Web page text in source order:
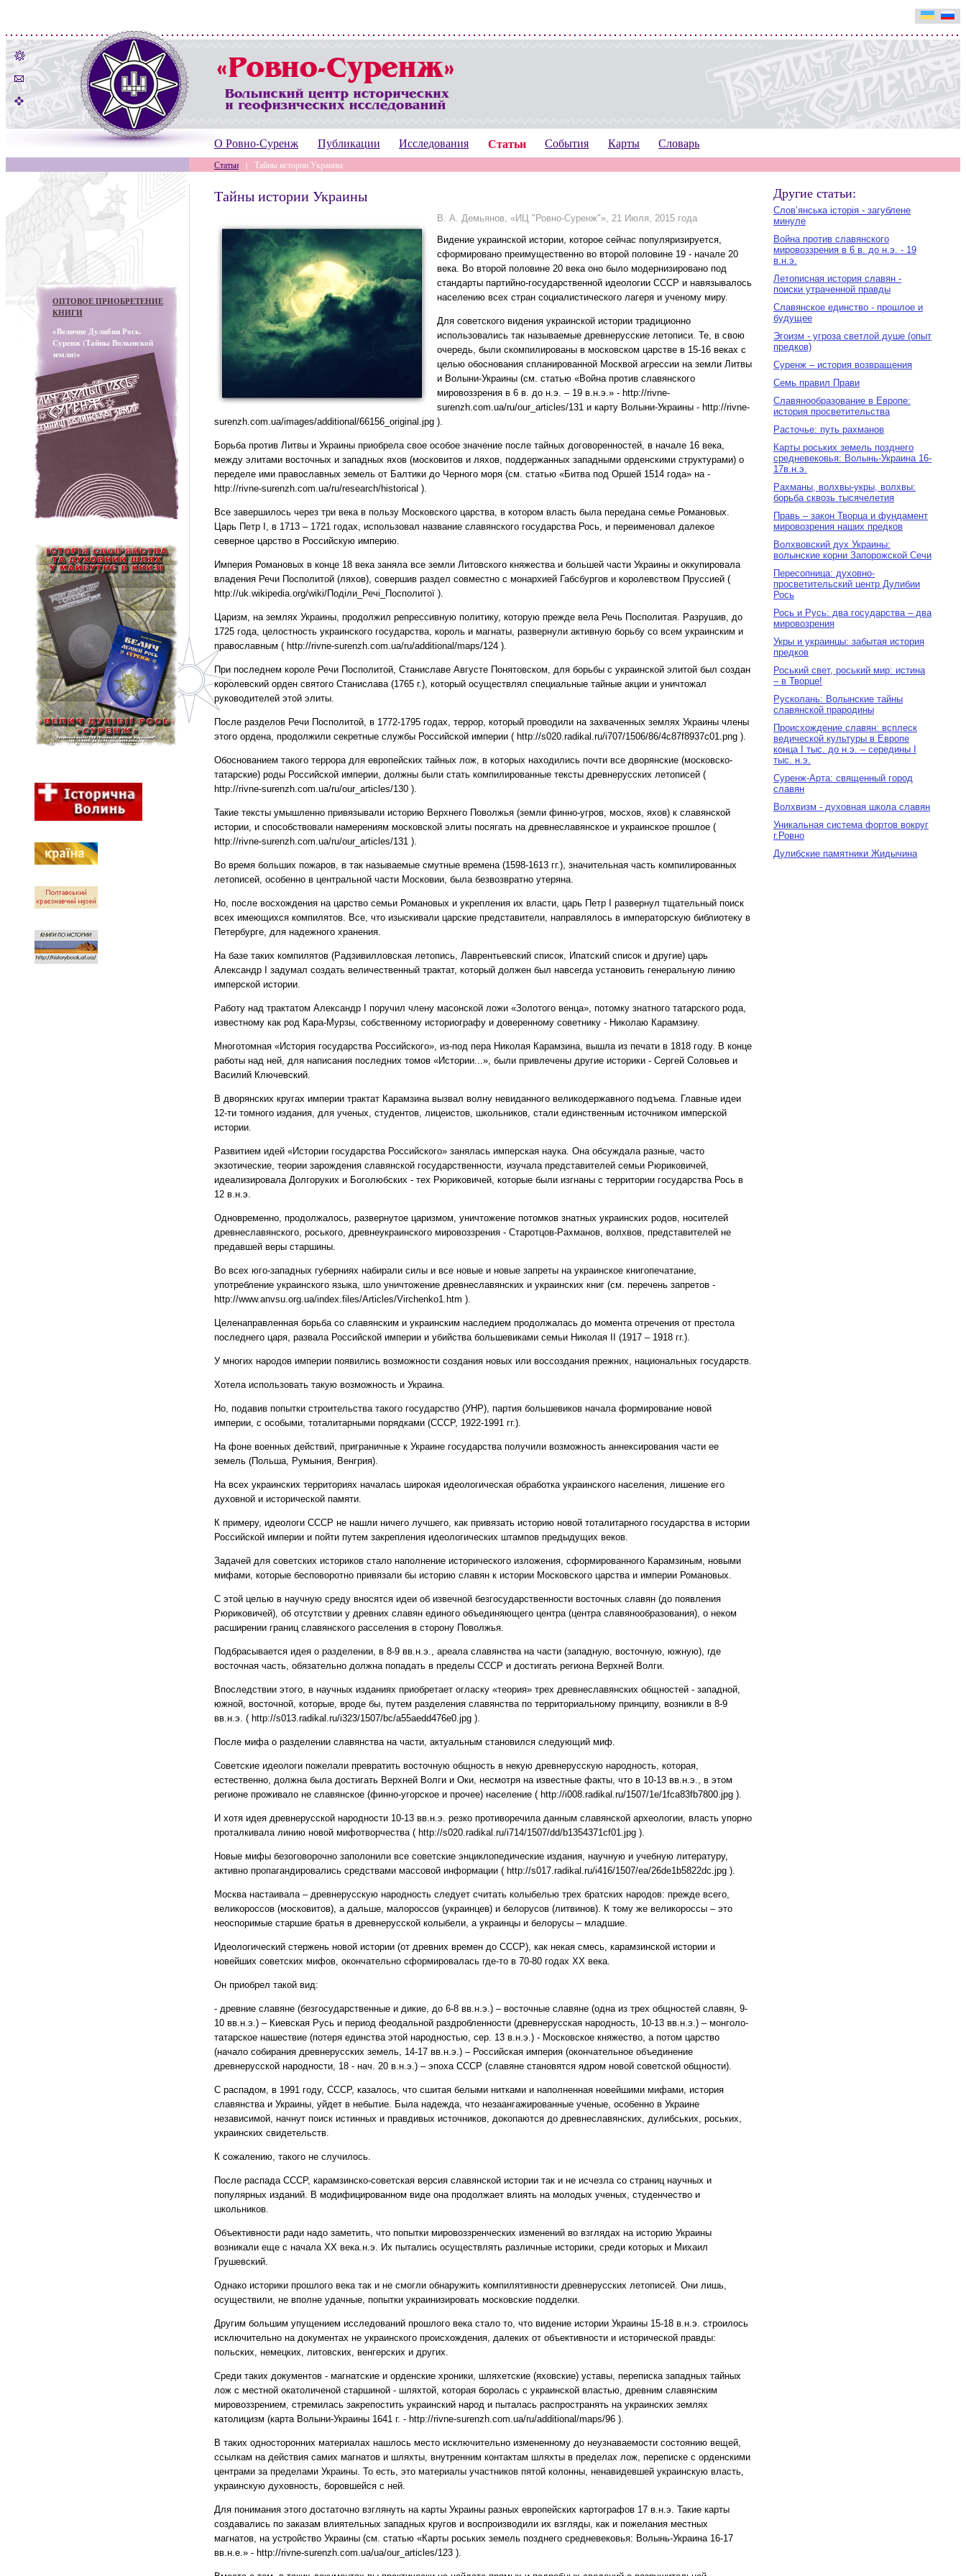
О Ровно-Суренж Публикации Исследования Статьи События Карты Словарь
Статьи | Тайны истории Украины
ОПТОВОЕ ПРИОБРЕТЕНИЕ
КНИГИ
«Величие Дулибии Рось.
Суренж (Тайны Волынской
земли)»
Другие статьи:
Слов’янська історія - загублене
минуле
Война против славянского
мировоззрения в 6 в. до н.э. - 19
в.н.э.
Летописная история славян -
поиски утраченной правды
Славянское единство - прошлое и
будущее
Эгоизм - угроза светлой душе (опыт
предков)
Суренж – история возвращения
Семь правил Прави
Славянообразование в Европе:
история просветительства
Расточье: путь рахманов
Карты роських земель позднего
средневековья: Волынь-Украина 16-
17в.н.э.
Рахманы, волхвы-укры, волхвы:
борьба сквозь тысячелетия
Правь – закон Творца и фундамент
мировозрения наших предков
Волхвовский дух Украины:
волынские корни Запорожской Сечи
Пересопница: духовно-
просветительский центр Дулибии
Рось
Рось и Русь: два государства – два
мировозрения
Укры и украинцы: забытая история
предков
Роський свет, роський мир: истина
– в Творце!
Русколань: Волынские тайны
славянской прародины
Происхождение славян: всплеск
ведической культуры в Европе
конца I тыс. до н.э. – середины I
тыс. н.э.
Суренж-Арта: священный город
славян
Волхвизм - духовная школа славян
Уникальная система фортов вокруг
г.Ровно
Дулибские памятники Жидычина
Тайны истории Украины
В. А. Демьянов, «ИЦ "Ровно-Суренж"», 21 Июля, 2015 года
Видение украинской истории, которое сейчас популяризируется,
сформировано преимущественно во второй половине 19 - начале 20
века. Во второй половине 20 века оно было модернизировано под
стандарты партийно-государственной идеологии СССР и навязывалось
населению всех стран социалистического лагеря и ученому миру.
Для советского видения украинской истории традиционно
использовались так называемые древнерусские летописи. Те, в свою
очередь, были скомпилированы в московском царстве в 15-16 веках с
целью обоснования спланированной Москвой агрессии на земли Литвы
и Волыни-Украины (см. статью «Война против славянского
мировоззрения в 6 в. до н.э. – 19 в.н.э.» - http://rivne-
surenzh.com.ua/ru/our_articles/131 и карту Волыни-Украины - http://rivne-
surenzh.com.ua/images/additional/66156_original.jpg ).
Борьба против Литвы и Украины приобрела свое особое значение после тайных договоренностей, в начале 16 века,
между элитами восточных и западных яхов (московитов и ляхов, поддержанных западными орденскими структурами) о
переделе ими православных земель от Балтики до Черного моря (см. статью «Битва под Оршей 1514 года» на -
http://rivne-surenzh.com.ua/ru/research/historical ).
Все завершилось через три века в пользу Московского царства, в котором власть была передана семье Романовых.
Царь Петр I, в 1713 – 1721 годах, использовал название славянского государства Рось, и переименовал далекое
северное царство в Российскую империю.
Империя Романовых в конце 18 века заняла все земли Литовского княжества и большей части Украины и оккупировала
владения Речи Посполитой (ляхов), совершив раздел совместно с монархией Габсбургов и королевством Пруссией (
http://uk.wikipedia.org/wiki/Поділи_Речі_Посполитої ).
Царизм, на землях Украины, продолжил репрессивную политику, которую прежде вела Речь Посполитая. Разрушив, до
1725 года, целостность украинского государства, король и магнаты, развернули активную борьбу со всем украинским и
православным ( http://rivne-surenzh.com.ua/ru/additional/maps/124 ).
При последнем короле Речи Посполитой, Станиславе Августе Понятовском, для борьбы с украинской элитой был создан
королевский орден святого Станислава (1765 г.), который осуществлял специальные тайные акции и уничтожал
руководителей этой элиты.
После разделов Речи Посполитой, в 1772-1795 годах, террор, который проводили на захваченных землях Украины члены
этого ордена, продолжили секретные службы Российской империи ( http://s020.radikal.ru/i707/1506/86/4c87f8937c01.png ).
Обоснованием такого террора для европейских тайных лож, в которых находились почти все дворянские (московско-
татарские) роды Российской империи, должны были стать компилированные тексты древнерусских летописей (
http://rivne-surenzh.com.ua/ru/our_articles/130 ).
Такие тексты умышленно привязывали историю Верхнего Поволжья (земли финно-угров, мосхов, яхов) к славянской
истории, и способствовали намерениям московской элиты посягать на древнеславянское и украинское прошлое (
http://rivne-surenzh.com.ua/ru/our_articles/131 ).
Во время больших пожаров, в так называемые смутные времена (1598-1613 гг.), значительная часть компилированных
летописей, особенно в центральной части Московии, была безвозвратно утеряна.
Но, после восхождения на царство семьи Романовых и укрепления их власти, царь Петр І развернул тщательный поиск
всех имеющихся компилятов. Все, что изыскивали царские представители, направлялось в императорскую библиотеку в
Петербурге, для надежного хранения.
На базе таких компилятов (Радзивилловская летопись, Лаврентьевский список, Ипатский список и другие) царь
Александр І задумал создать величественный трактат, который должен был навсегда установить генеральную линию
имперской истории.
Работу над трактатом Александр І поручил члену масонской ложи «Золотого венца», потомку знатного татарского рода,
известному как род Кара-Мурзы, собственному историографу и доверенному советнику - Николаю Карамзину.
Многотомная «История государства Российского», из-под пера Николая Карамзина, вышла из печати в 1818 году. В конце
работы над ней, для написания последних томов «Истории...», были привлечены другие историки - Сергей Соловьев и
Василий Ключевский.
В дворянских кругах империи трактат Карамзина вызвал волну невиданного великодержавного подъема. Главные идеи
12-ти томного издания, для ученых, студентов, лицеистов, школьников, стали единственным источником имперской
истории.
Развитием идей «Истории государства Российского» занялась имперская наука. Она обсуждала разные, часто
экзотические, теории зарождения славянской государственности, изучала представителей семьи Рюриковичей,
идеализировала Долгоруких и Боголюбских - тех Рюриковичей, которые были изгнаны с территории государства Рось в
12 в.н.э.
Одновременно, продолжалось, развернутое царизмом, уничтожение потомков знатных украинских родов, носителей
древнеславянского, роського, древнеукраинского мировоззрения - Старотцов-Рахманов, волхвов, представителей не
предавшей веры старшины.
Во всех юго-западных губерниях набирали силы и все новые и новые запреты на украинское книгопечатание,
употребление украинского языка, шло уничтожение древнеславянских и украинских книг (см. перечень запретов -
http://www.anvsu.org.ua/index.files/Articles/Virchenko1.htm ).
Целенаправленная борьба со славянским и украинским наследием продолжалась до момента отречения от престола
последнего царя, развала Российской империи и убийства большевиками семьи Николая II (1917 – 1918 гг.).
У многих народов империи появились возможности создания новых или воссоздания прежних, национальных государств.
Хотела использовать такую возможность и Украина.
Но, подавив попытки строительства такого государство (УНР), партия большевиков начала формирование новой
империи, с особыми, тоталитарными порядками (СССР, 1922-1991 гг.).
На фоне военных действий, приграничные к Украине государства получили возможность аннексирования части ее
земель (Польша, Румыния, Венгрия).
На всех украинских территориях началась широкая идеологическая обработка украинского населения, лишение его
духовной и исторической памяти.
К примеру, идеологи СССР не нашли ничего лучшего, как привязать историю новой тоталитарного государства в истории
Российской империи и пойти путем закрепления идеологических штампов предыдущих веков.
Задачей для советских историков стало наполнение исторического изложения, сформированного Карамзиным, новыми
мифами, которые бесповоротно привязали бы историю славян к истории Московского царства и империи Романовых.
С этой целью в научную среду вносятся идеи об извечной безгосударственности восточных славян (до появления
Рюриковичей), об отсутствии у древних славян единого объединяющего центра (центра славянообразования), о неком
расширении границ славянского расселения в сторону Поволжья.
Подбрасывается идея о разделении, в 8-9 вв.н.э., ареала славянства на части (западную, восточную, южную), где
восточная часть, обязательно должна попадать в пределы СССР и достигать региона Верхней Волги.
Впоследствии этого, в научных изданиях приобретает огласку «теория» трех древнеславянских общностей - западной,
южной, восточной, которые, вроде бы, путем разделения славянства по территориальному принципу, возникли в 8-9
вв.н.э. ( http://s013.radikal.ru/i323/1507/bc/a55aedd476e0.jpg ).
После мифа о разделении славянства на части, актуальным становился следующий миф.
Советские идеологи пожелали превратить восточную общность в некую древнерусскую народность, которая,
естественно, должна была достигать Верхней Волги и Оки, несмотря на известные факты, что в 10-13 вв.н.э., в этом
регионе проживало не славянское (финно-угорское и прочее) население ( http://i008.radikal.ru/1507/1e/1fca83fb7800.jpg ).
И хотя идея древнерусской народности 10-13 вв.н.э. резко противоречила данным славянской археологии, власть упорно
проталкивала линию новой мифотворчества ( http://s020.radikal.ru/i714/1507/dd/b1354371cf01.jpg ).
Новые мифы безоговорочно заполонили все советские энциклопедические издания, научную и учебную литературу,
активно пропагандировались средствами массовой информации ( http://s017.radikal.ru/i416/1507/ea/26de1b5822dc.jpg ).
Москва настаивала – древнерусскую народность следует считать колыбелью трех братских народов: прежде всего,
великороссов (московитов), а дальше, малороссов (украинцев) и белорусов (литвинов). К тому же великороссы – это
неоспоримые старшие братья в древнерусской колыбели, а украинцы и белорусы – младшие.
Идеологический стержень новой истории (от древних времен до СССР), как некая смесь, карамзинской истории и
новейших советских мифов, окончательно сформировалась где-то в 70-80 годах ХХ века.
Он приобрел такой вид:
- древние славяне (безгосударственные и дикие, до 6-8 вв.н.э.) – восточные славяне (одна из трех общностей славян, 9-
10 вв.н.э.) – Киевская Русь и период феодальной раздробленности (древнерусская народность, 10-13 вв.н.э.) – монголо-
татарское нашествие (потеря единства этой народностью, сер. 13 в.н.э.) - Московское княжество, а потом царство
(начало собирания древнерусских земель, 14-17 вв.н.э.) – Российская империя (окончательное объединение
древнерусской народности, 18 - нач. 20 в.н.э.) – эпоха СССР (славяне становятся ядром новой советской общности).
С распадом, в 1991 году, СССР, казалось, что сшитая белыми нитками и наполненная новейшими мифами, история
славянства и Украины, уйдет в небытие. Была надежда, что незаангажированные ученые, особенно в Украине
независимой, начнут поиск истинных и правдивых источников, докопаются до древнеславянских, дулибських, роських,
украинских свидетельств.
К сожалению, такого не случилось.
После распада СССР, карамзинско-советская версия славянской истории так и не исчезла со страниц научных и
популярных изданий. В модифицированном виде она продолжает влиять на молодых ученых, студенчество и
школьников.
Объективности ради надо заметить, что попытки мировоззренческих изменений во взглядах на историю Украины
возникали еще с начала ХХ века.н.э. Их пытались осуществлять различные историки, среди которых и Михаил
Грушевский.
Однако историки прошлого века так и не смогли обнаружить компилятивности древнерусских летописей. Они лишь,
осуществили, не вполне удачные, попытки украинизировать московские подделки.
Другим большим упущением исследований прошлого века стало то, что видение истории Украины 15-18 в.н.э. строилось
исключительно на документах не украинского происхождения, далеких от объективности и исторической правды:
польских, немецких, литовских, венгерских и других.
Среди таких документов - магнатские и орденские хроники, шляхетские (яховские) уставы, переписка западных тайных
лож с местной окатоличеной старшиной - шляхтой, которая боролась с украинской властью, древним славянским
мировоззрением, стремилась закрепостить украинский народ и пыталась распространять на украинских землях
католицизм (карта Волыни-Украины 1641 г. - http://rivne-surenzh.com.ua/ru/additional/maps/96 ).
В таких односторонних материалах нашлось место исключительно измененному до неузнаваемости состоянию вещей,
ссылкам на действия самих магнатов и шляхты, внутренним контактам шляхты в пределах лож, переписке с орденскими
центрами за пределами Украины. То есть, это материалы участников пятой колонны, ненавидевшей украинскую власть,
украинскую духовность, боровшейся с ней.
Для понимания этого достаточно взглянуть на карты Украины разных европейских картографов 17 в.н.э. Такие карты
создавались по заказам влиятельных западных кругов и воспроизводили их взгляды, как и пожелания местных
магнатов, на устройство Украины (см. статью «Карты роських земель позднего средневековья: Волынь-Украина 16-17
вв.н.е.» - http://rivne-surenzh.com.ua/ua/our_articles/123 ).